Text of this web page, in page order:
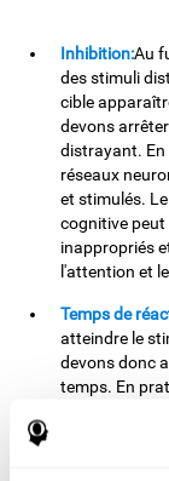
Inhibition:Au
des stimuli
cible
devons
distrayant. En
réseaux
et stimulés.
cognitive
inappropriés
l'attention et
Temps de
atteindre le
devons donc
temps. En
cognitive